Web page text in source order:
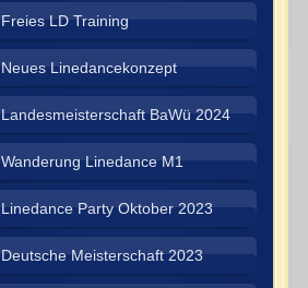
Freies LD Training
Neues Linedancekonzept
Landesmeisterschaft BaWü 2024
Wanderung Linedance M1
Linedance Party Oktober 2023
Deutsche Meisterschaft 2023